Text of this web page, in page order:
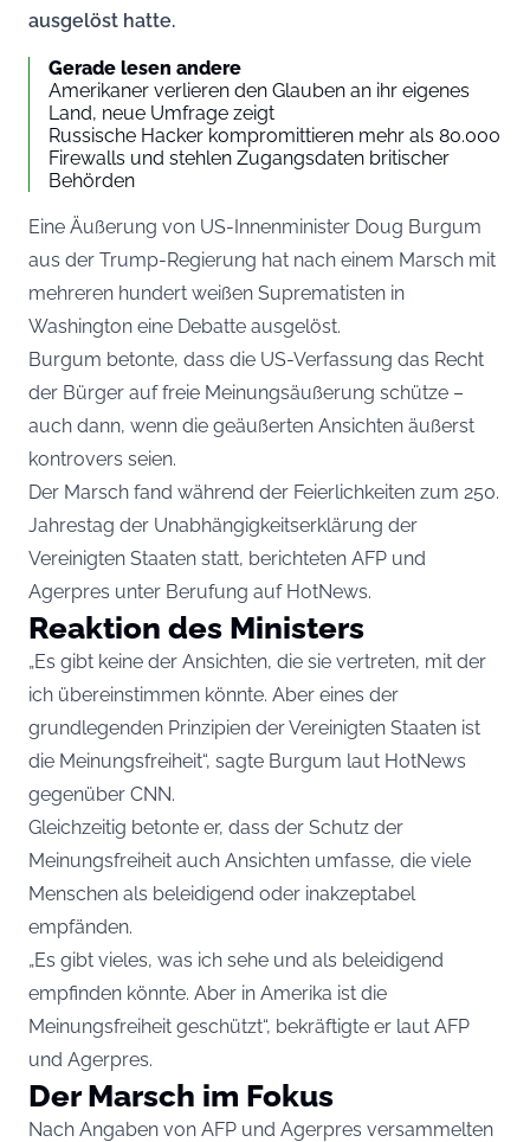
ausgelöst hatte.
Gerade lesen andere
Amerikaner verlieren den Glauben an ihr eigenes
Land, neue Umfrage zeigt
Russische Hacker kompromittieren mehr als 80.000
Firewalls und stehlen Zugangsdaten britischer
Behörden
Eine Äußerung von US-Innenminister Doug Burgum
aus der Trump-Regierung hat nach einem Marsch mit
mehreren hundert weißen Suprematisten in
Washington eine Debatte ausgelöst.
Burgum betonte, dass die US-Verfassung das Recht
der Bürger auf freie Meinungsäußerung schütze –
auch dann, wenn die geäußerten Ansichten äußerst
kontrovers seien.
Der Marsch fand während der Feierlichkeiten zum 250.
Jahrestag der Unabhängigkeitserklärung der
Vereinigten Staaten statt, berichteten AFP und
Agerpres unter Berufung auf HotNews.
Reaktion des Ministers
„Es gibt keine der Ansichten, die sie vertreten, mit der
ich übereinstimmen könnte. Aber eines der
grundlegenden Prinzipien der Vereinigten Staaten ist
die Meinungsfreiheit“, sagte Burgum laut HotNews
gegenüber CNN.
Gleichzeitig betonte er, dass der Schutz der
Meinungsfreiheit auch Ansichten umfasse, die viele
Menschen als beleidigend oder inakzeptabel
empfänden.
„Es gibt vieles, was ich sehe und als beleidigend
empfinden könnte. Aber in Amerika ist die
Meinungsfreiheit geschützt“, bekräftigte er laut AFP
und Agerpres.
Der Marsch im Fokus
Nach Angaben von AFP und Agerpres versammelten